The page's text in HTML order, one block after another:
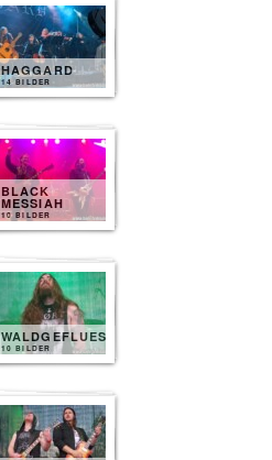
HAGGARD
14 BILDER
BLACK
MESSIAH
10 BILDER
WALDGEFLUESTER
10 BILDER